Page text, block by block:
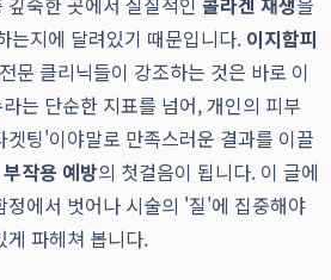
는지에 달려있기 때문입니다. 이지함피
문 클리닉들이 강조하는 것은 바로 이
는 단순한 지표를 넘어, 개인의 피부
팅'이야말로 만족스러운 결과를 이끌
작용 예방의 첫걸음이 됩니다. 이 글에
정에서 벗어나 시술의 '질'에 집중해야
게 파헤쳐 봅니다.